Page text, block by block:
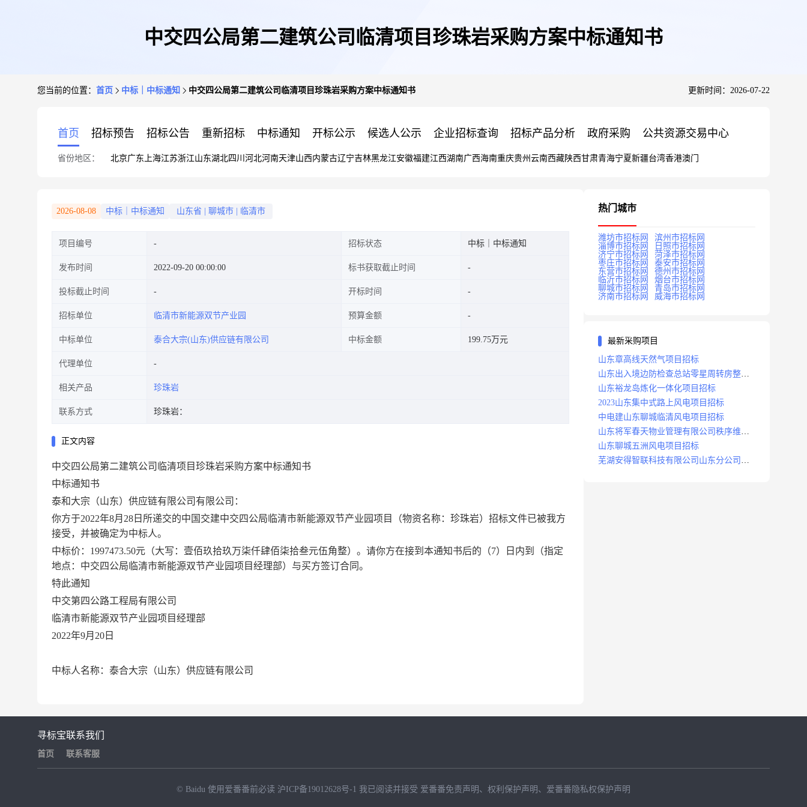
中交四公局第二建筑公司临清项目珍珠岩采购方案中标通知书
您当前的位置： 首页 中标｜中标通知 中交四公局第二建筑公司临清项目珍珠岩采购方案中标通知书 更新时间：2026-07-22
首页 招标预告 招标公告 重新招标 中标通知 开标公示 候选人公示 企业招标查询 招标产品分析 政府采购 公共资源交易中心
省份地区： 北京广东 上海江苏浙江山东湖北四川 河北河南天津山西内蒙古辽宁吉林黑龙江安徽福建江西湖南广西海南重庆贵州 云南西藏陕西甘肃青海宁夏新疆台湾香港澳门
2026-08-08 中标｜中标通知 山东省 聊城市 临清市
项目编号 招标状态 中标｜中标通知
发布时间 2022-09-20 00:00:00 标书获取截止时间
投标截止时间 开标时间
招标单位 临清市新能源双节产业园 预算金额
中标单位 泰合大宗(山东)供应链有限公司 中标金额 199.75万元
代理单位
相关产品 珍珠岩
联系方式 珍珠岩：
正文内容
中交四公局第二建筑公司临清项目珍珠岩采购方案中标通知书
中标通知书
泰和大宗（山东）供应链有限公司有限公司 ：
你方于2022年8月 28 日 所递交的中国交建中交四公局 临清市新能源双节产业园项 目 （物资名称： 珍珠岩） 招标文件已被我方
接受，并被确定为中标人。
中标价： 1997473.50元（大写： 壹佰玖拾玖万柒仟肆佰柒拾叁元伍角整）。 请你方在接到本通知书后的（7）日内到（指定
地点： 中交四公局 临清市新能源双节产业园项 目经理部）与买方签订合同。
特此通知
中交第四公路工程局有限公司
临清市新能源双节产业园项 目经理部
2022年9月 20 日
中标人名称：泰合大宗（山东）供应链有限公司
热门城市
潍坊市招标网
滨州市招标网
淄博市招标网
日照市招标网
济宁市招标网
菏泽市招标网
枣庄市招标网
泰安市招标网
东营市招标网
德州市招标网
临沂市招标网
烟台市招标网
聊城市招标网
青岛市招标网
济南市招标网
威海市招标网
最新采购项目
山东章高线天然气项目招标
山东出入境边防检查总站零星周转房整修
项目招标中标
山东裕龙岛炼化一体化项目招标
2023山东集中式路上风电项目招标
中电建山东聊城临清风电项目招标
山东将军春天物业管理有限公司秩序维护
服务项目招标公告
山东聊城五洲风电项目招标
芜湖安得智联科技有限公司山东分公司济
寻标宝
首页
联系我们
联系客服
© Baidu 使用爱番番前必读 沪ICP备19012628号-1 我已阅读并接受 爱番番免责声明 、 权利保护声明 、 爱番番隐私权保护声明